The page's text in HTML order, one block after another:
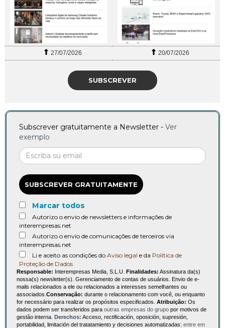
27/07/2026 20/07/2026
SUBSCREVER
Subscrever gratuitamente a Newsletter - Ver
exemplo
SUBSCREVER GRATUITAMENTE
Marcar todos
Autorizo o envio de newsletters e informações de
interempresas.net
Autorizo o envio de comunicações de terceiros via
interempresas.net
Li e aceito as condições do Aviso legal e da Política de
Proteção de Dados
Responsable: Interempresas Media, S.L.U. Finalidades: Assinatura da(s)
nossa(s) newsletter(s). Gerenciamento de contas de usuários. Envio de e-
mails relacionados a ele ou relacionados a interesses semelhantes ou
associados. Conservação: durante o relacionamento com você, ou enquanto
for necessário para realizar os propósitos especificados. Atribuição: Os
dados podem ser transferidos para outras empresas do grupo por motivos de
gestão interna. Derechos: Acceso, rectificación, oposición, supresión,
portabilidad, limitación del tratatamiento y decisiones automatizadas: entre em